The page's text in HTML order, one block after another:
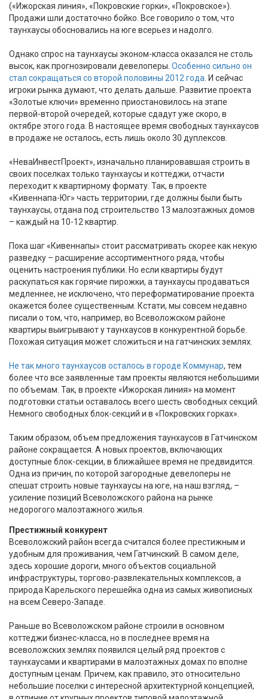
(«Ижорская линия», «Покровские горки», «Покровское»).
Продажи шли достаточно бойко. Все говорило о том, что
таунхаусы обосновались на юге всерьез и надолго.
Однако спрос на таунхаусы эконом-класса оказался не столь
высок, как прогнозировали девелоперы. Особенно сильно он
стал сокращаться со второй половины 2012 года . И сейчас
игроки рынка думают, что делать дальше. Развитие проекта
«Золотые ключи» временно приостановилось на этапе
первой-второй очередей, которые сдадут уже скоро, в
октябре этого года. В настоящее время свободных таунхаусов
в продаже не осталось, есть лишь около 30 дуплексов.
«НеваИнвестПроект», изначально планировавшая строить в
своих поселках только таунхаусы и коттеджи, отчасти
переходит к квартирному формату. Так, в проекте
«Кивеннапа-Юг» часть территории, где должны были быть
таунхаусы, отдана под строительство 13 малоэтажных домов
– каждый на 10-12 квартир.
Пока шаг «Кивеннапы» стоит рассматривать скорее как некую
разведку – расширение ассортиментного ряда, чтобы
оценить настроения публики. Но если квартиры будут
раскупаться как горячие пирожки, а таунхаусы продаваться
медленнее, не исключено, что переформатирование проекта
окажется более существенным. Кстати, мы совсем недавно
писали о том, что, например, во Всеволожском районе
квартиры выигрывают у таунхаусов в конкурентной борьбе.
Похожая ситуация может сложиться и на гатчинских землях.
Не так много таунхаусов осталось в городе Коммунар, тем
более что все заявленные там проекты являются небольшими
по объемам. Так, в проекте «Ижорская линия» на момент
подготовки статьи оставалось всего шесть свободных секций.
Немного свободных блок-секций и в «Покровских горках».
Таким образом, объем предложения таунхаусов в Гатчинском
районе сокращается. А новых проектов, включающих
доступные блок-секции, в ближайшее время не предвидится.
Одна из причин, по которой загородные девелоперы не
спешат строить новые таунхаусы на юге, на наш взгляд, –
усиление позиций Всеволожского района на рынке
недорогого малоэтажного жилья.
Престижный конкурент
Всеволожский район всегда считался более престижным и
удобным для проживания, чем Гатчинский. В самом деле,
здесь хорошие дороги, много объектов социальной
инфраструктуры, торгово-развлекательных комплексов, а
природа Карельского перешейка одна из самых живописных
на всем Северо-Западе.
Раньше во Всеволожском районе строили в основном
коттеджи бизнес-класса, но в последнее время на
всеволожских землях появился целый ряд проектов с
таунхаусами и квартирами в малоэтажных домах по вполне
доступным ценам. Причем, как правило, это относительно
небольшие поселки с интересной архитектурной концепцией,